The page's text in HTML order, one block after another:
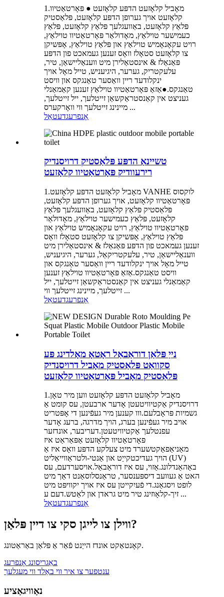
1.מאָביל קלאָזעט הדפּע קלאָזעט ● פּאָרטאַטיוו
קלאָזעט אויך גערופן הדפּע קלאָזעט, פּלאַסטיק
פּלאַץ קלאָזעט, באַוועגלעך פּלאַץ קלאָזעט, פּלאַץ
כעמישער טוילאַץ, מאָדולאַר פּאָרטאַטיוו טוילאַץ,
רויט עקאָנאָמיש טוילאַץ און פּלאַץ טוילאַץ, אָפּשיקן
צו קלאָזעט סטאָלז וואָס זענען געמאכט פון הדפּע
פּאַנאַלז & אינסטאַלירן מיט ווענאַליישאַן, טיר,
עלעקטריק, גערער, ​​היגיעניש, טייל מאָל אויך
ינקלודעד ריין וואַסער טאַנגקס און וויסט
טאַנגקס.●אַזאַ פּאָרטאַטיוו טוילאַץ זענען קאַמאַנלי
געניצט אין קאַנסטראַקשאַן זייטלעך, ייל זייטלעך,
מיינינג זייטלעך ווי וואָרקערס ...
אָנפרעגדעטאַל
טשיינאַ הדפּע פּלאַסטיק דרויסנדיק
רירעוודיק פּאָרטאַטיוו קלאָזעט
1.מאָביל קלאָזעט הדפּע קלאָזעט VANHE לוקסוס
פּאָרטאַטיוו קלאָזעט, אויך גערופן הדפּע קלאָזעט,
פּלאַסטיק פּלאַץ קלאָזעט, באַוועגלעך פּלאַץ
קלאָזעט, פּלאַץ כעמישער טוילאַץ, מאָדולאַר
פּאָרטאַטיוו טוילאַץ, רויט עקאָנאָמיש טוילאַץ און
פּלאַץ טוילאַץ, אָפּשיקן צו קלאָזעט סטאָלז וואָס
זענען געמאכט פון הדפּע פּאַנאַלז & אינסטאַלירן מיט
ווענאַליישאַן, טיר, עלעקטריקאַל, גערער, ​​היגיעניש,
טייל מאָל אויך ינקלודעד ריין וואַסער טאַנגקס און
וויסט טאַנגקס.אַזאַ פּאָרטאַטיוו טוילאַץ זענען
קאַמאַנלי געניצט אין קאַנסטראַקשאַן זייטלעך, ייל
זייטלעך, מיינינג זייטלעך ווי ...
אָנפרעגדעטאַל
נייַ פּלאַן דוראַבאַל ראָטאָ מאָלדינג פּע
סקוואַט פּלאַסטיק מאָביל דרויסנדיק
פּלאַסטיק מאָביל פּאָרטאַטיוו קלאָזעט
1.מאָביל קלאָזעט הדפּע קלאָזעט ווען מיר טאָן
דרויסנדיק אַקטיוויטעטן אָדער ארבעטן, עס קומט אַ
גשמיות פּראָבלעם.ווו קענען מיר געפֿינען די אָפּטריט
אויב מיר געפֿינען בערג, הויך מדרגה, ברעג אָדער
עפנטלעך אַקטיוויטעטן.דעריבער, אונדזער
פּאָרטאַטיוו קלאָזעט אַפּאַראַט איז
מאַניאַפאַקטשערד מיט צעלקע הדפּע וואָס איז אַ
הויך געדיכטקייַט און אַנטי-ולטראַווייאַליט (UV)
באַהאַנדלונג.אַזוי, עס איז דוראַבאַל.אויסערדעם, עס
האט אַ געוועב דיספּענסער, טראַנסלוסאַנט דאַך מיט
לופט ויסגאַנג.די פֿעיִקייטן עס איז אויך יקוויפּט מיט
זיך-קלאָוזינג טיר מיט גראדן און לאַטש.דעם ע ...
אָנפרעגדעטאַל
ווילן צו לייגן סקי צו דיין פּלאַן?
קאָנטאַקט אונדז הייַנט פֿאַר אַ פּלאַן באַראַטונג.
באַגריסונג אָנפרעג
ענטפער צו איר ווי באַלד ווי מעגלעך
נאַוויגאַציע